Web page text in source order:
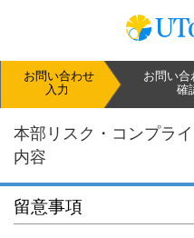
お問い合わせ
入力
お問い合
確
本部リスク・コンプラ
内容
留意事項